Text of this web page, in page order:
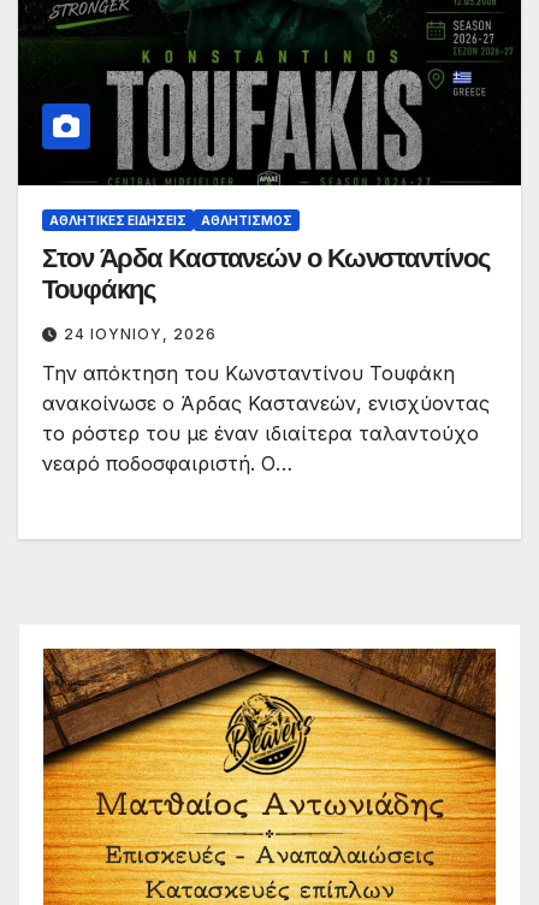
ΑΘΛΗΤΙΚΈΣ ΕΙΔΉΣΕΙΣ ΑΘΛΗΤΙΣΜΌΣ
Στον Άρδα Καστανεών ο Κωνσταντίνος
Τουφάκης
24 ΙΟΥΝΊΟΥ, 2026
Την απόκτηση του Κωνσταντίνου Τουφάκη
ανακοίνωσε ο Άρδας Καστανεών, ενισχύοντας
το ρόστερ του με έναν ιδιαίτερα ταλαντούχο
νεαρό ποδοσφαιριστή. Ο…